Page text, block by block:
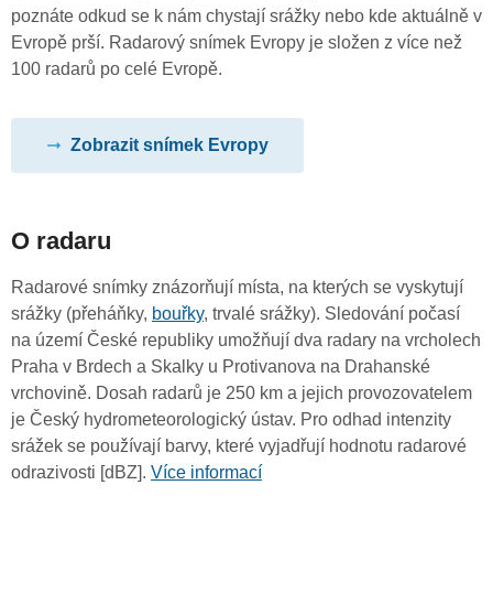
poznáte odkud se k nám chystají srážky nebo kde aktuálně v
Evropě prší. Radarový snímek Evropy je složen z více než
100 radarů po celé Evropě.
Zobrazit snímek Evropy
O radaru
Radarové snímky znázorňují místa, na kterých se vyskytují
srážky (přeháňky, bouřky, trvalé srážky). Sledování počasí
na území České republiky umožňují dva radary na vrcholech
Praha v Brdech a Skalky u Protivanova na Drahanské
vrchovině. Dosah radarů je 250 km a jejich provozovatelem
je Český hydrometeorologický ústav. Pro odhad intenzity
srážek se používají barvy, které vyjadřují hodnotu radarové
odrazivosti [dBZ]. Více informací